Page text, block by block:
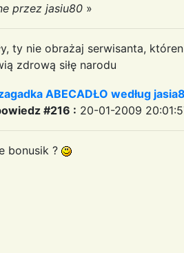
przez jasiu80 »
ty nie obrażaj serwisanta,
zdrową siłę narodu
ABECADŁO według
#216 : 20-01-2009
bonusik ?